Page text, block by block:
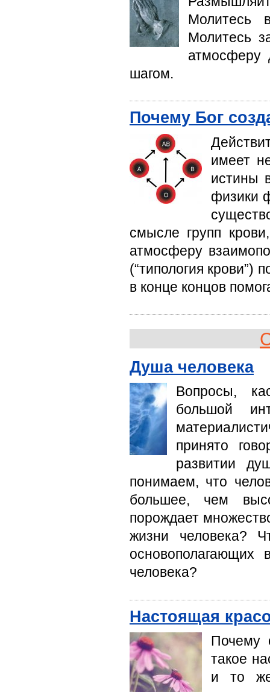
Молитесь
Молитесь
атмосферу
шагом.
Почему Бог
имеет
истины
физики
смысле групп
атмосферу
(“типология крови”)
в конце концов
Душа человека
Вопросы,
большой
принято
развитии
понимаем, что
большее, чем
порождает
жизни человека?
человека?
Настоящая
Почему
такое
и то же